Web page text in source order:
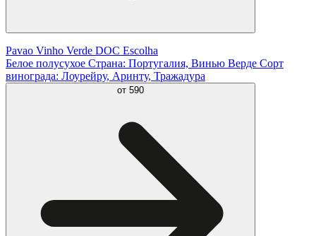
Pavao Vinho Verde DOC Escolha
Белое полусухое Страна: Португалия, Винью Верде Сорт
винограда: Лоурейру, Аринту, Тражадура
от 590